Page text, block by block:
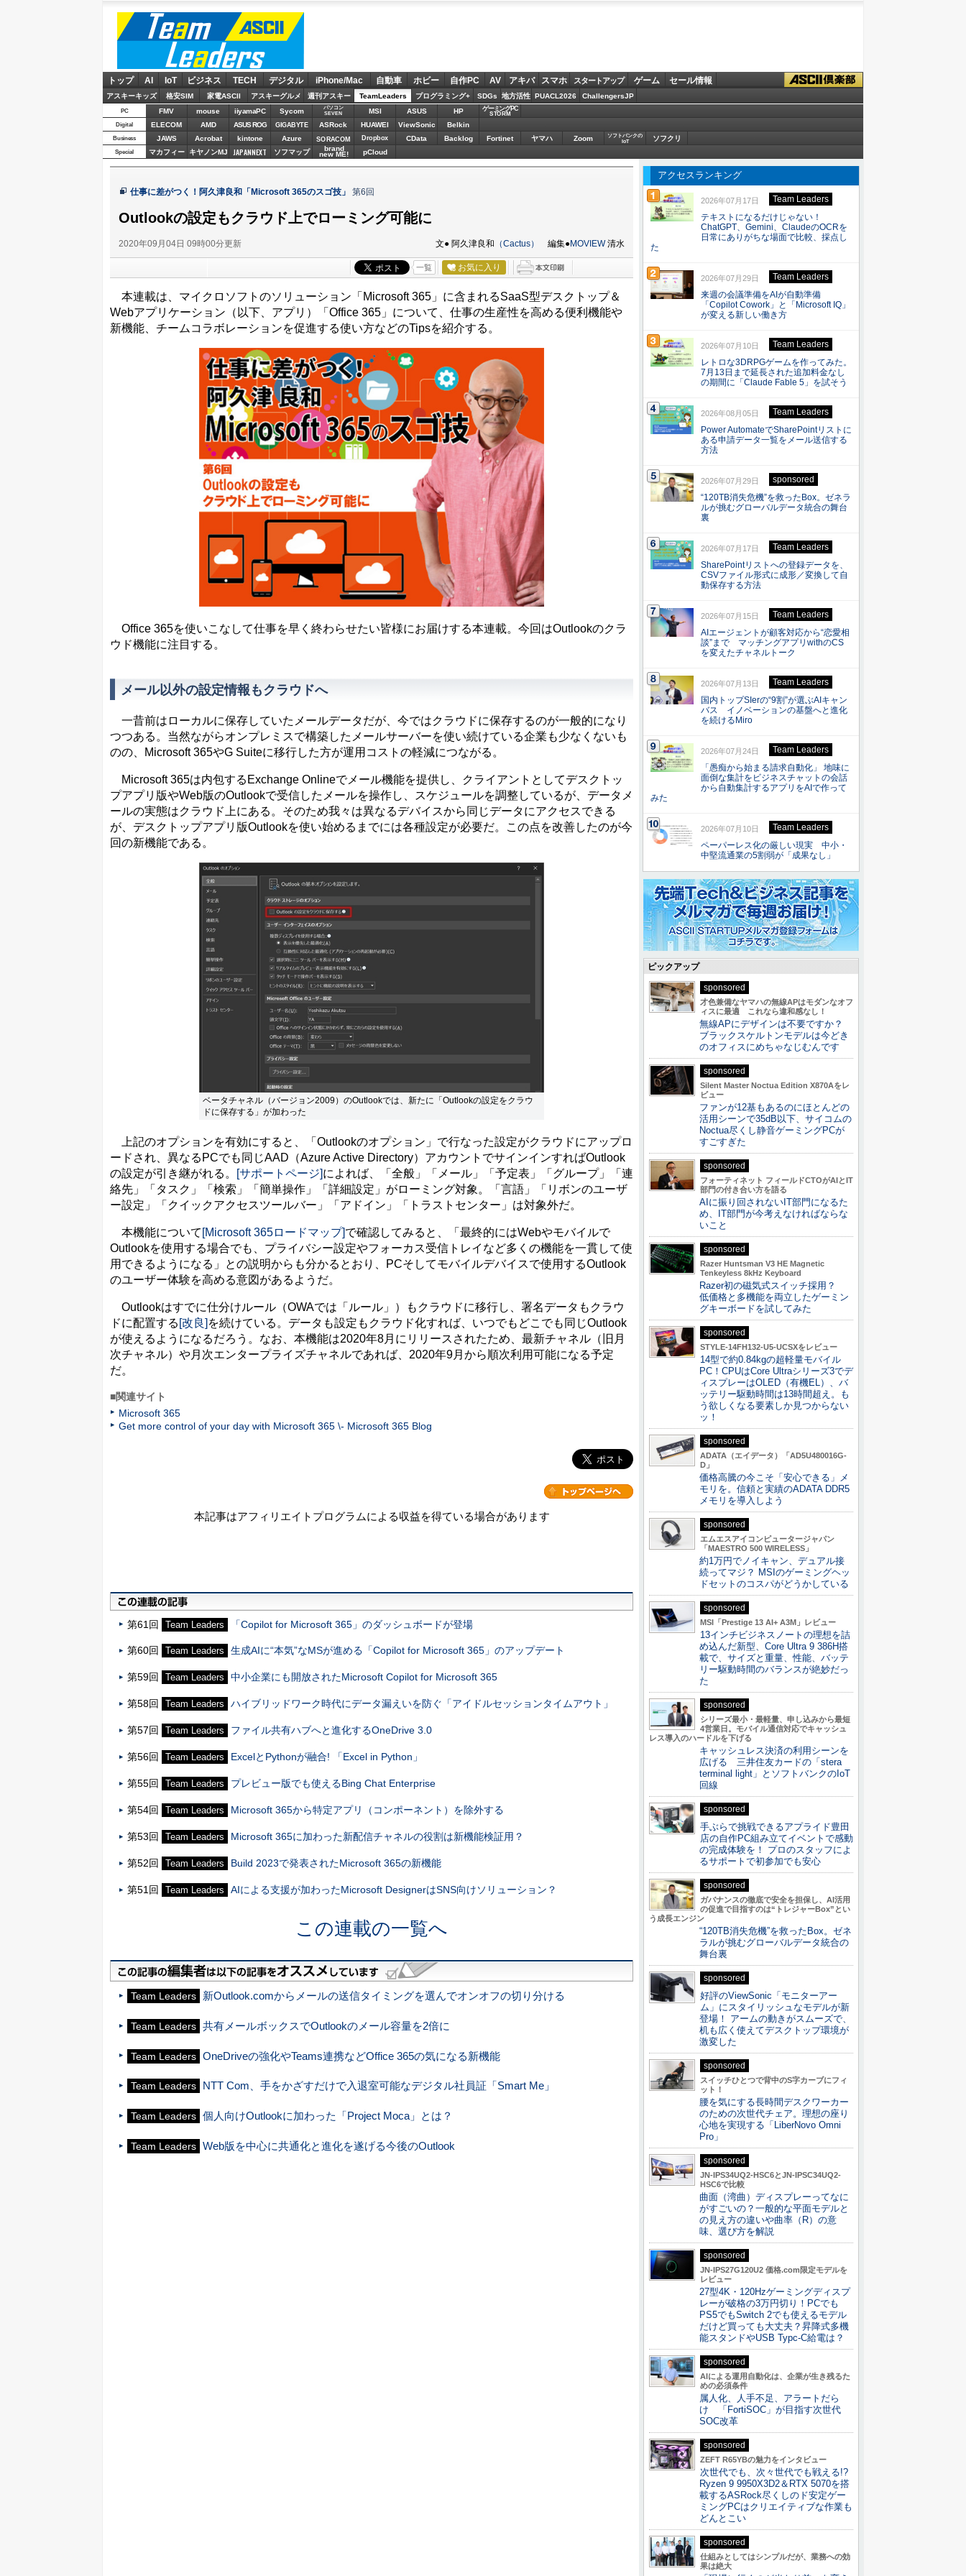
ASCII Team Leaders
トップ AI IoT ビジネス TECH デジタル iPhone/Mac 自動車 ホビー 自作PC AV アキバ スマホ スタートアップ ゲーム セール情報
アスキーキッズ 格安SIM 家電ASCII アスキーグルメ 週刊アスキー TeamLeaders プログラミング+ SDGs 地方活性 PUACL2026 ChallengersJP
PC FMV mouse iiyamaPC Sycom
パソコン
SEVEN
MSI ASUS HP ゲーミングPC
STORM
Digital ELECOM AMD ASUS ROG GIGABYTE ASRock HUAWEI ViewSonic Belkin
Business JAWS Acrobat kintone Azure SORACOM Dropbox CData Backlog Fortinet ヤマハ Zoom
ソフトバンクの
IoT
ソフクリ
Special マカフィー キヤノンMJ JAPANNEXT ソフマップ brand
new ME! pCloud
仕事に差がつく！阿久津良和「Microsoft 365のスゴ技」 第6回
Outlookの設定もクラウド上でローミング可能に
2020年09月04日 09時00分更新 文● 阿久津良和 （Cactus） 編集●MOVIEW清水
一覧 お気に入り
本連載は、マイクロソフトのソリューション「Microsoft 365」に含まれるSaaS型デスクトップ＆
Webアプリケーション（以下、アプリ）「Office 365」について、仕事の生産性を高める便利機能や
新機能、チームコラボレーションを促進する使い方などのTipsを紹介する。
Office 365を使いこなして仕事を早く終わらせたい皆様にお届けする本連載。今回はOutlookのクラ
ウド機能に注目する。
メール以外の設定情報もクラウドへ
一昔前はローカルに保存していたメールデータだが、今ではクラウドに保存するのが一般的になり
つつある。当然ながらオンプレミスで構築したメールサーバーを使い続けている企業も少なくないも
のの、Microsoft 365やG Suiteに移行した方が運用コストの軽減につながる。
Microsoft 365は内包するExchange Onlineでメール機能を提供し、クライアントとしてデスクトッ
プアプリ版やWeb版のOutlookで受信したメールを操作し、スケジュールを調整しているが、データメ
ールの実態はクラウド上にある。そのため我々は異なるデバイスから同じデータにアクセスできる
が、デスクトップアプリ版Outlookを使い始めるまでには各種設定が必要だ。この点を改善したのが今
回の新機能である。
ベータチャネル（バージョン2009）のOutlookでは、新たに「Outlookの設定をクラウ
ドに保存する」が加わった
上記のオプションを有効にすると、「Outlookのオプション」で行なった設定がクラウドにアップロ
ードされ、異なるPCでも同じAAD（Azure Active Directory）アカウントでサインインすればOutlook
の設定が引き継がれる。
[サポートページ]によれば、「全般」「メール」「予定表」「グループ」「連
絡先」「タスク」「検索」「簡単操作」「詳細設定」がローミング対象。「言語」「リボンのユーザ
ー設定」「クイックアクセスツールバー」「アドイン」「トラストセンター」は対象外だ。
本機能について [Microsoft 365ロードマップ]で確認してみると、「最終的にはWebやモバイルで
Outlookを使用する場合でも、プライバシー設定やフォーカス受信トレイなど多くの機能を一貫して使
用できるようになる」との説明からも分かるとおり、PCそしてモバイルデバイスで使用するOutlook
のユーザー体験を高める意図があるようだ。
Outlookはすでに仕分けルール（OWAでは「ルール」）もクラウドに移行し、署名データもクラウ
ドに配置する [改良] を続けている。データも設定もクラウド化すれば、いつでもどこでも同じOutlook
が使えるようになるだろう。なお、本機能は2020年8月にリリースされたため、最新チャネル（旧月
次チャネル）や月次エンタープライズチャネルであれば、2020年9月から順次利用可能になる予定
だ。
■関連サイト
Microsoft 365
Get more control of your day with Microsoft 365 \- Microsoft 365 Blog
本記事はアフィリエイトプログラムによる収益を得ている場合があります
第61回 Team Leaders 「Copilot for Microsoft 365」のダッシュボードが登場
第60回 Team Leaders 生成AIに“本気”なMSが進める「Copilot for Microsoft 365」のアップデート
第59回 Team Leaders 中小企業にも開放されたMicrosoft Copilot for Microsoft 365
第58回 Team Leaders ハイブリッドワーク時代にデータ漏えいを防ぐ「アイドルセッションタイムアウト」
第57回 Team Leaders ファイル共有ハブへと進化するOneDrive 3.0
第56回 Team Leaders ExcelとPythonが融合! 「Excel in Python」
第55回 Team Leaders プレビュー版でも使えるBing Chat Enterprise
第54回 Team Leaders Microsoft 365から特定アプリ（コンポーネント）を除外する
第53回 Team Leaders Microsoft 365に加わった新配信チャネルの役割は新機能検証用？
第52回 Team Leaders Build 2023で発表されたMicrosoft 365の新機能
第51回 Team Leaders AIによる支援が加わったMicrosoft DesignerはSNS向けソリューション？
この連載の一覧へ
Team Leaders 新Outlook.comからメールの送信タイミングを選んでオンオフの切り分ける
Team Leaders 共有メールボックスでOutlookのメール容量を2倍に
Team Leaders OneDriveの強化やTeams連携などOffice 365の気になる新機能
Team Leaders NTT Com、手をかざすだけで入退室可能なデジタル社員証「Smart Me」
Team Leaders 個人向けOutlookに加わった「Project Moca」とは？
Team Leaders Web版を中心に共通化と進化を遂げる今後のOutlook
アクセスランキング
2026年07月17日
Team Leaders
テキストになるだけじゃない！
ChatGPT、Gemini、ClaudeのOCRを
日常にありがちな場面で比較、採点し
た
2026年07月29日
Team Leaders
来週の会議準備をAIが自動準備
「Copilot Cowork」と「Microsoft IQ」
が変える新しい働き方
2026年07月10日
Team Leaders
レトロな3DRPGゲームを作ってみた。
7月13日まで延長された追加料金なし
の期間に「Claude Fable 5」を試そう
2026年08月05日
Team Leaders
Power AutomateでSharePointリストに
ある申請データ一覧をメール送信する
方法
2026年07月29日
sponsored
“120TB消失危機”を救ったBox。ゼネラ
ルが挑むグローバルデータ統合の舞台
裏
2026年07月17日
Team Leaders
SharePointリストへの登録データを、
CSVファイル形式に成形／変換して自
動保存する方法
2026年07月15日
Team Leaders
AIエージェントが顧客対応から“恋愛相
談”まで マッチングアプリwithのCS
を変えたチャネルトーク
2026年07月13日
Team Leaders
国内トップSIerの“9割”が選ぶAIキャン
バス イノベーションの基盤へと進化
を続けるMiro
2026年07月24日
Team Leaders
「愚痴から始まる請求自動化」 地味に
面倒な集計をビジネスチャットの会話
から自動集計するアプリをAIで作って
みた
2026年07月10日
Team Leaders
ペーパーレス化の厳しい現実 中小・
中堅流通業の5割弱が「成果なし」
ピックアップ
sponsored
才色兼備なヤマハの無線APはモダンなオフ
ィスに最適 これなら違和感なし！
無線APにデザインは不要ですか？
ブラックスケルトンモデルは今どき
のオフィスにめちゃなじむんです
sponsored
Silent Master Noctua Edition X870Aをレ
ビュー
ファンが12基もあるのにほとんどの
活用シーンで35dB以下、サイコムの
Noctua尽くし静音ゲーミングPCが
すごすぎた
sponsored
フォーティネット フィールドCTOがAIとIT
部門の付き合い方を語る
AIに振り回されないIT部門になるた
め、IT部門が今考えなければならな
いこと
sponsored
Razer Huntsman V3 HE Magnetic
Tenkeyless 8kHz Keyboard
Razer初の磁気式スイッチ採用？
低価格と多機能を両立したゲーミン
グキーボードを試してみた
sponsored
STYLE-14FH132-U5-UCSXをレビュー
14型で約0.84kgの超軽量モバイル
PC！CPUはCore Ultraシリーズ3でデ
ィスプレーはOLED（有機EL）、バ
ッテリー駆動時間は13時間超え。も
う欲しくなる要素しか見つからない
ッ！
sponsored
ADATA（エイデータ）「AD5U480016G-
D」
価格高騰の今こそ「安心できる」メ
モリを。信頼と実績のADATA DDR5
メモリを導入しよう
sponsored
エムエスアイコンピュータージャパン
「MAESTRO 500 WIRELESS」
約1万円でノイキャン、デュアル接
続ってマジ？ MSIのゲーミングヘッ
ドセットのコスパがどうかしている
sponsored
MSI「Prestige 13 AI+ A3M」レビュー
13インチビジネスノートの理想を詰
め込んだ新型、Core Ultra 9 386H搭
載で、サイズと重量、性能、バッテ
リー駆動時間のバランスが絶妙だっ
た
sponsored
シリーズ最小・最軽量、申し込みから最短
4営業日。モバイル通信対応でキャッシュ
レス導入のハードルを下げる
キャッシュレス決済の利用シーンを
広げる 三井住友カードの「stera
terminal light」とソフトバンクのIoT
回線
sponsored
手ぶらで挑戦できるアプライド豊田
店の自作PC組み立てイベントで感動
の完成体験を！ プロのスタッフによ
るサポートで初参加でも安心
sponsored
ガバナンスの徹底で安全を担保し、AI活用
の促進で目指すのは“トレジャーBox”とい
う成長エンジン
“120TB消失危機”を救ったBox。ゼネ
ラルが挑むグローバルデータ統合の
舞台裏
sponsored
好評のViewSonic「モニターアー
ム」にスタイリッシュなモデルが新
登場！ アームの動きがスムーズで、
机も広く使えてデスクトップ環境が
激変した
sponsored
スイッチひとつで背中のS字カーブにフィ
ット！
腰を気にする長時間デスクワーカー
のための次世代チェア。理想の座り
心地を実現する「LiberNovo Omni
Pro」
sponsored
JN-IPS34UQ2-HSC6とJN-IPSC34UQ2-
HSC6で比較
曲面（湾曲）ディスプレーってなに
がすごいの？一般的な平面モデルと
の見え方の違いや曲率（R）の意
味、選び方を解説
sponsored
JN-IPS27G120U2 価格.com限定モデルを
レビュー
27型4K・120Hzゲーミングディスプ
レーが破格の3万円切り！PCでも
PS5でもSwitch 2でも使えるモデル
だけど買っても大丈夫？昇降式多機
能スタンドやUSB Typc-C給電は？
sponsored
AIによる運用自動化は、企業が生き残るた
めの必須条件
属人化、人手不足、アラートだら
け 「FortiSOC」が目指す次世代
SOC改革
sponsored
ZEFT R65YBの魅力をインタビュー
次世代でも、次々世代でも戦える!?
Ryzen 9 9950X3D2＆RTX 5070を搭
載するASRock尽くしのド安定ゲー
ミングPCはクリエイティブな作業も
どんとこい
sponsored
仕組みとしてはシンプルだが、業務への効
果は絶大